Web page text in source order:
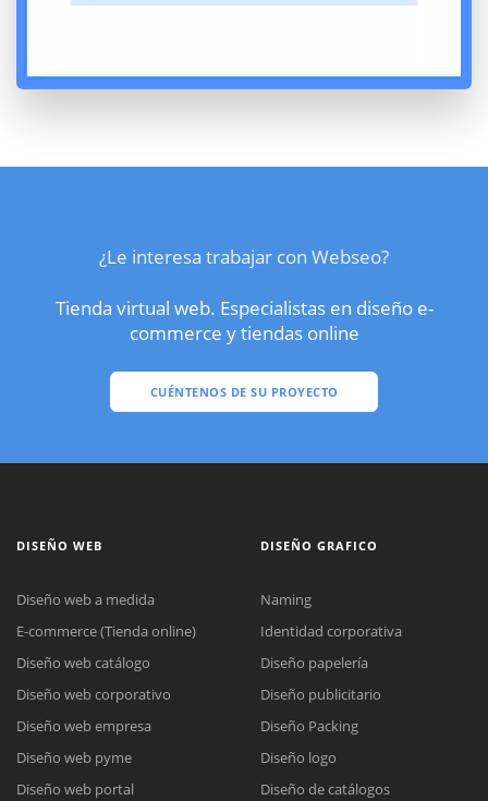
¿Le interesa trabajar con Webseo?
Tienda virtual web. Especialistas en diseño e-
commerce y tiendas online
CUÉNTENOS DE SU PROYECTO
DISEÑO WEB
Diseño web a medida
E-commerce (Tienda online)
Diseño web catálogo
Diseño web corporativo
Diseño web empresa
Diseño web pyme
Diseño web portal
DISEÑO GRAFICO
Naming
Identidad corporativa
Diseño papelería
Diseño publicitario
Diseño Packing
Diseño logo
Diseño de catálogos